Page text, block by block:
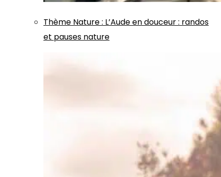
Thème Nature: L’Aude en douceur : randos
et pauses nature